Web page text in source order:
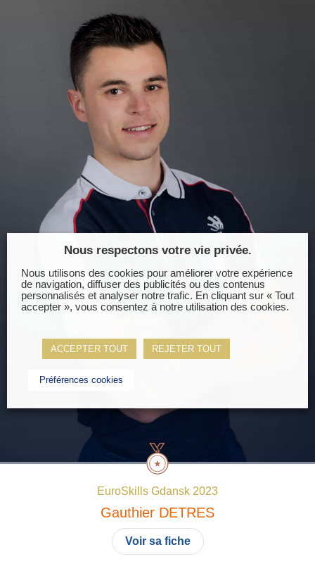
EuroSkills Gdansk 2023
Gauthier DETRES
Voir sa fiche
Nous respectons votre vie privée.
Nous utilisons des cookies pour améliorer votre expérience
de navigation, diffuser des publicités ou des contenus
personnalisés et analyser notre trafic. En cliquant sur « Tout
accepter », vous consentez à notre utilisation des cookies.
ACCEPTER TOUT REJETER TOUT
Préférences cookies